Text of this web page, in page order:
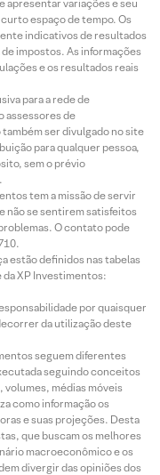
apresentar variações e seu
espaço de tempo. Os
indicativos de resultados
impostos. As informações
e os resultados reais
para a rede de
assessores de
ser divulgado no site
para qualquer pessoa,
sem o prévio
tem a missão de servir
não se sentirem satisfeitos
O contato pode
estão definidos nas tabelas
XP Investimentos:
por quaisquer
da utilização deste
seguem diferentes
seguindo conceitos
médias móveis
como informação os
e suas projeções. Desta
que buscam os melhores
macroeconômico e os
divergir das opiniões dos